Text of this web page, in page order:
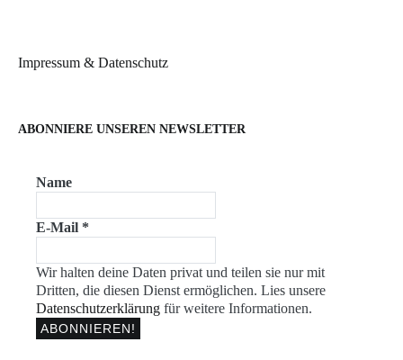
Impressum & Datenschutz
ABONNIERE UNSEREN NEWSLETTER
Name
E-Mail *
Wir halten deine Daten privat und teilen sie nur mit
Dritten, die diesen Dienst ermöglichen. Lies unsere
Datenschutzerklärung für weitere Informationen.